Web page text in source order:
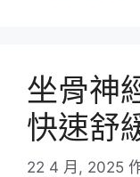
坐骨神
快速舒
22 4 月, 2025